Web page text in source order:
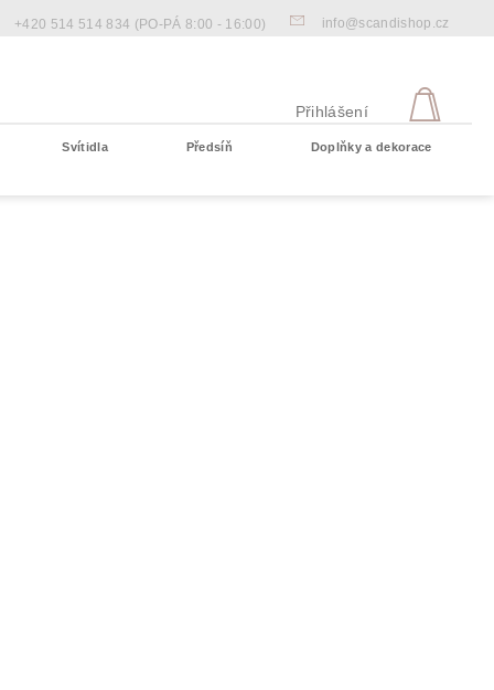
+420 514 514 834 (PO-PÁ 8:00 - 16:00) info@scandishop.cz
Přihlášení
Svítidla Předsíň Doplňky a dekorace